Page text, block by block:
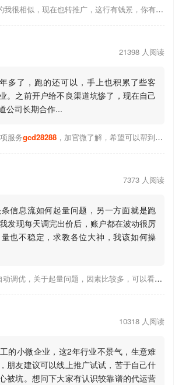
老哥，你情况与2年前的我很相似，现在也转推广，这行有钱景，你有基础上手会比较快，不必担心。至于学竞价还是信息流哪个好，我是信息流广告入手，现在迷上靠谱推关注大神们的营销推广干货。有空你也可多泡下这站，真能学到不少东西；希望可以帮到你！
21398 人阅读
多了，跑的还可以，手上也积累了些客
。之前开户给不良渠道坑惨了，现在自己
公司长期合作...
服务gcd28288，加官微了解，希望可以帮到你！
7373 人阅读
信息流如何起量问题，另一方面就是跑
发现每天调完出价后，账户都在波动很厉
也不稳定，求教各位大神，我该如何操
Ocpc跑稳了，模型会自动调优，关于起量问题，因素比较多，可以看下靠谱推大神出的干货文章，都是经验总结，应该可以找到对应解决。
10318 人阅读
的小微企业，这2年行业不景气，生意难
朋友建议可以线上推广试试，苦于自己什
被坑。想问下大家有认识较靠谱的代运营